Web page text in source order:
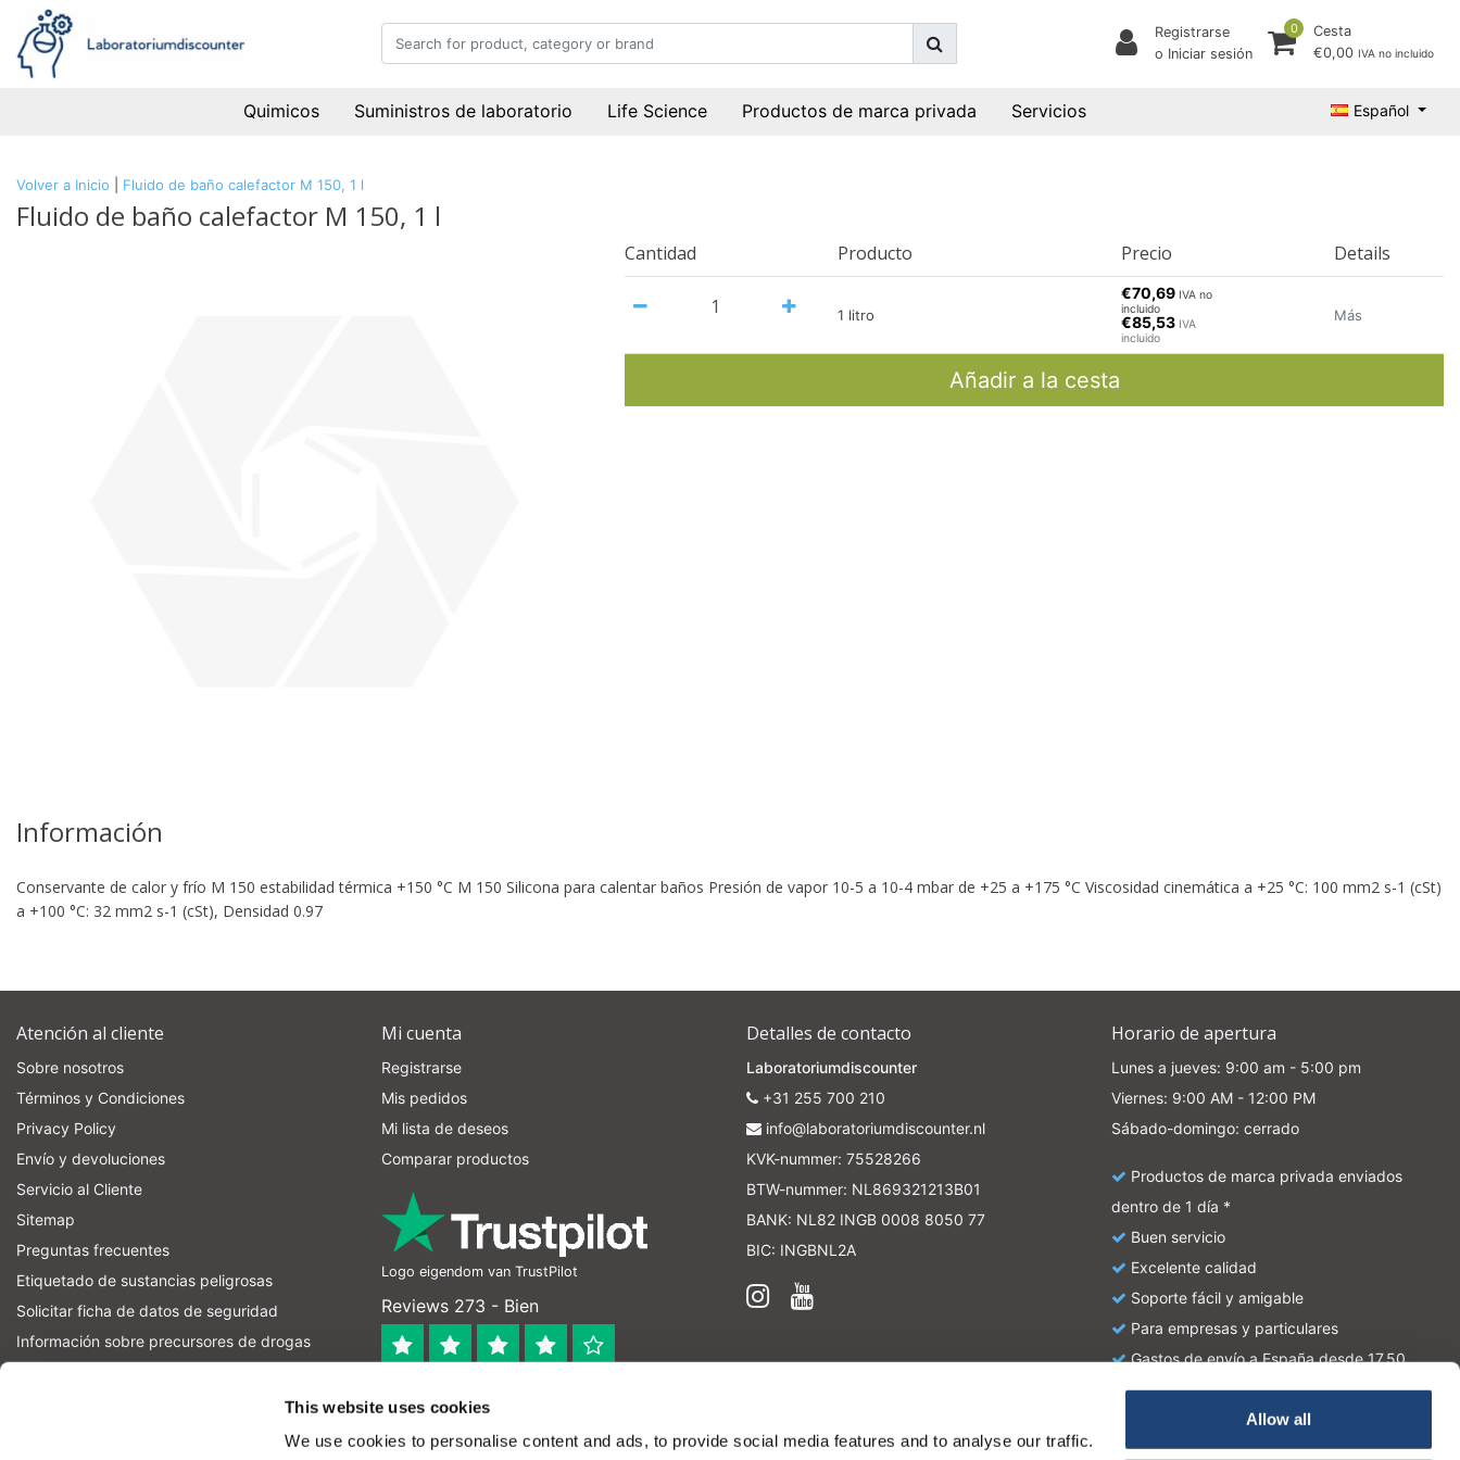
This website uses cookies
We use cookies to personalise content and ads, to provide social media features and to analyse our traffic.
Allow all
Registrarse
o Iniciar sesión
0
Cesta
€0,00 IVA no incluido
Quimicos Suministros de laboratorio Life Science Productos de marca privada Servicios Español
Volver a Inicio Fluido de baño calefactor M 150, 1 l
Fluido de baño calefactor M 150, 1 l
Cantidad Producto Precio Details
1 litro
€70,69 IVA no
incluido
€85,53 IVA
incluido
Más
Añadir a la cesta
Información
Conservante de calor y frío M 150 estabilidad térmica +150 °C M 150 Silicona para calentar baños Presión de vapor 10-5 a 10-4 mbar de +25 a +175 °C Viscosidad cinemática a +25 °C: 100 mm2 s-1 (cSt)
a +100 °C: 32 mm2 s-1 (cSt), Densidad 0.97
Atención al cliente
Sobre nosotros
Términos y Condiciones
Privacy Policy
Envío y devoluciones
Servicio al Cliente
Sitemap
Preguntas frecuentes
Etiquetado de sustancias peligrosas
Solicitar ficha de datos de seguridad
Información sobre precursores de drogas
Mi cuenta
Registrarse
Mis pedidos
Mi lista de deseos
Comparar productos
Logo eigendom van TrustPilot
Reviews 273 - Bien
Detalles de contacto
Laboratoriumdiscounter
+31 255 700 210
info@laboratoriumdiscounter.nl
KVK-nummer: 75528266
BTW-nummer: NL869321213B01
BANK: NL82 INGB 0008 8050 77
BIC: INGBNL2A
Horario de apertura
Lunes a jueves: 9:00 am - 5:00 pm
Viernes: 9:00 AM - 12:00 PM
Sábado-domingo: cerrado
Productos de marca privada enviados
dentro de 1 día *
Buen servicio
Excelente calidad
Soporte fácil y amigable
Para empresas y particulares
Gastos de envío a España desde 17,50
euros